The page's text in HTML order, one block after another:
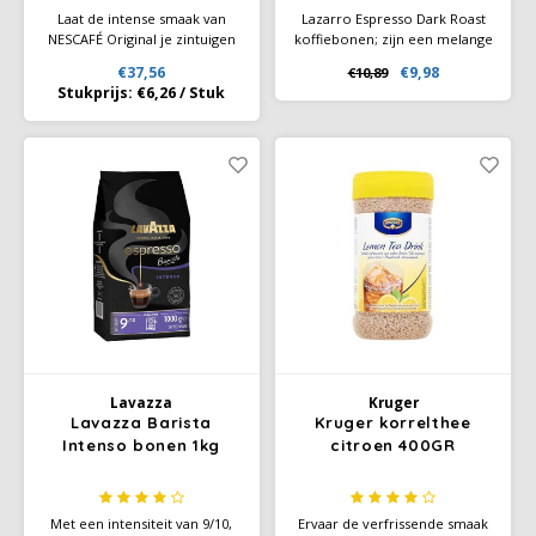
Laat de intense smaak van
NESCAFÉ Original je zintuigen
aroma van deze unieke
melange naar boven komt. De
speciaal geselecteerde
koffiebonen worden
zorgvuldig gebrand en dubbel
gefilterd.
€37,56
Stukprijs: €6,26/ Stuk
Lazarro Espresso Dark Roast
koffiebonen; zijn een melange
koffiebonen. De koffiebonen
zijn donker gebrand en
smaak met iets karakter.
Lazarro Espresso Dark Roast
heeft een mooie crèmelaag.
€10,89 €9,98
Lavazza
Lavazza Barista
Intenso bonen 1kg
Met een intensiteit van 9/10,
Kruger
Kruger korrelthee
citroen 400GR
Ervaar de verfrissende smaak